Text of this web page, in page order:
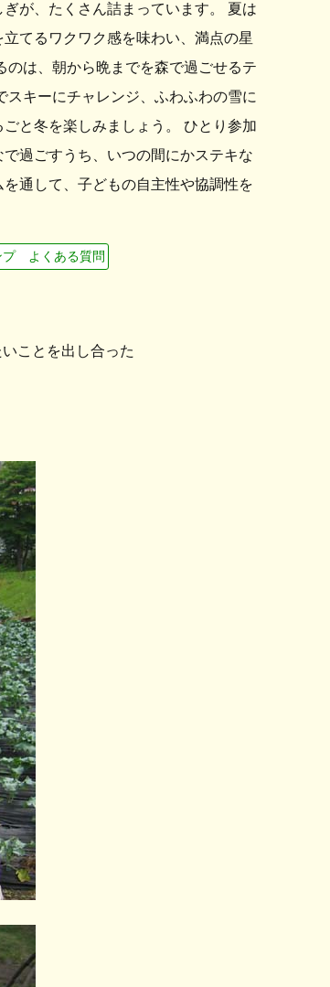
が、たくさん詰まっています。 夏は
てるワクワク感を味わい、満点の星
は、朝から晩までを森で過ごせるテ
キーにチャレンジ、ふわふわの雪に
と冬を楽しみましょう。 ひとり参加
過ごすうち、いつの間にかステキな
通して、子どもの自主性や協調性を
プ よくある質問
ことを出し合った